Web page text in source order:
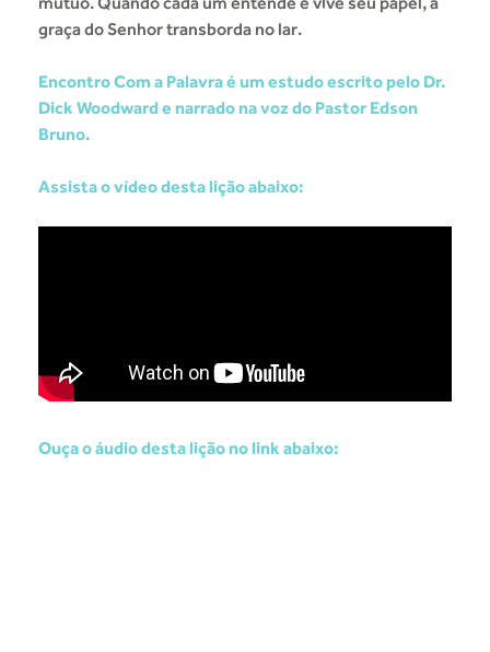
graça do Senhor transborda no lar.
Encontro Com a Palavra é um estudo escrito pelo Dr.
Dick Woodward e narrado na voz do Pastor Edson
Bruno.
Assista o vídeo desta lição abaixo:
Ouça o áudio desta lição no link abaixo: